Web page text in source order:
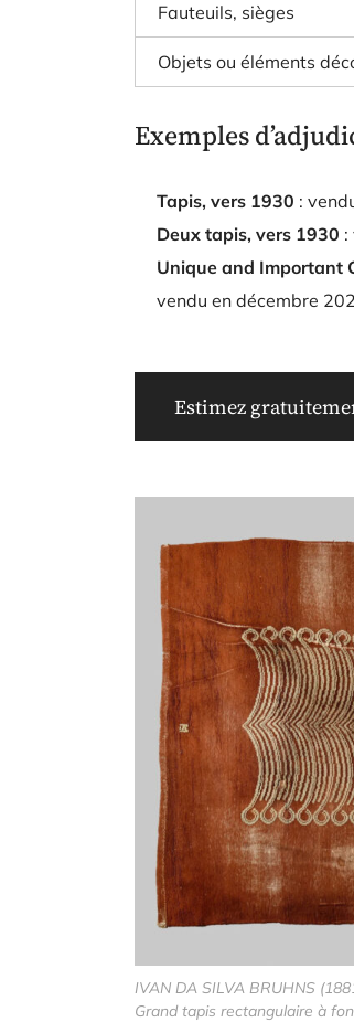
Fauteuils, sièges
Objets ou éléments
Exemples
Tapis, vers 1930 :
Deux tapis, vers 1930 :
Unique and Important
vendu en décembre
Estimez
IVAN DA SILVA BRUHNS
Grand tapis rectangulaire à